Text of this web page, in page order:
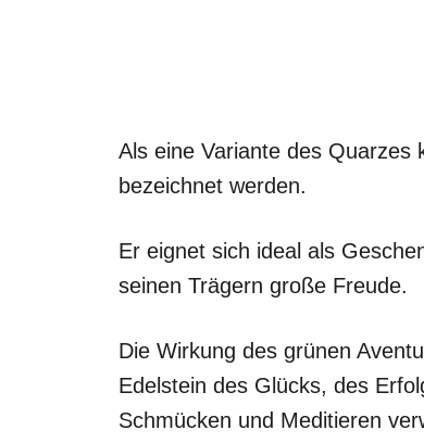
Als eine Variante des Quarzes
bezeichnet werden.
Er eignet sich ideal als
seinen Trägern große Freude.
Die Wirkung des grünen
Edelstein des Glücks, des
Schmücken und Meditieren